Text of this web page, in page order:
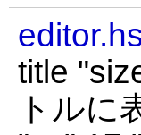
title
トルに